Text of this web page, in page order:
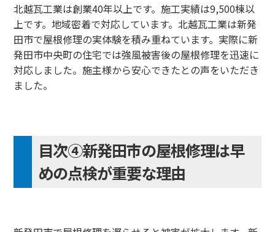
北越瓦工業は創業40年以上です。施工実績は9,500棟以
上です。地域密着で対応しています。北越瓦工業は新発
田市で屋根修理の実体験を積み重ねています。実際に新
発田市中央町の住宅では強風被害後の屋根修理を迅速に
対応しました。施主様から安心できたとの声をいただき
ました。
目次④新発田市の屋根修理は早
めの点検が重要な理由